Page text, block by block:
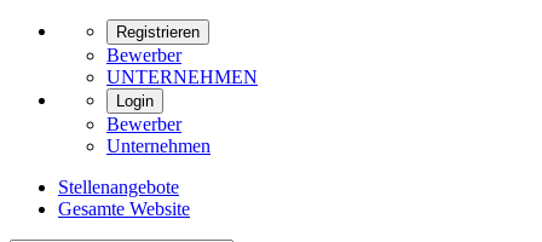
Registrieren
Bewerber
UNTERNEHMEN
Login
Bewerber
Unternehmen
Stellenangebote
Gesamte Website